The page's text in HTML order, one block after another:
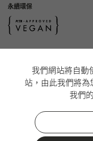
永續環保
Instagram
Copyright Gaston Luga AB. All
我們網站將自動
站，由此我們將
我們的